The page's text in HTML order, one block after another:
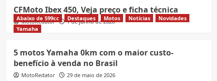
CFMoto Ibex 450, Veja preço e ficha técnica
MotoRedator 1 de junho de 2026
Abaixo de 599cc Destaques Motos Notícias
Novidades
Yamaha
5 motos Yamaha 0km com o maior custo-
benefício à venda no Brasil
MotoRedator 29 de maio de 2026